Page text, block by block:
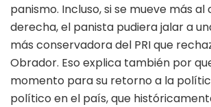
panismo. Incluso, si se mueve más
derecha, el panista pudiera jalar a
más conservadora del PRI que
Obrador. Eso explica también por
momento para su retorno a la
político en el país, que